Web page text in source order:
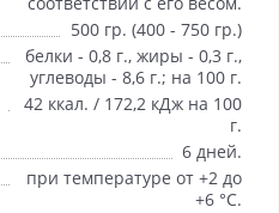
500 гр. (400 - 750 гр.)
белки - 0,8 г., жиры - 0,3 г.,
углеводы - 8,6 г.; на 100 г.
42 ккал. / 172,2 кДж на 100
г.
6 дней.
при температуре от +2 до
+6 °С.